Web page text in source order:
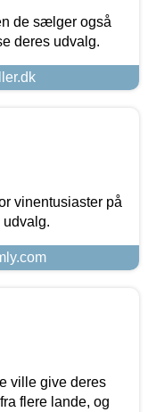
de sælger også
deres udvalg.
vinentusiaster på
udvalg.
ville give deres
flere lande, og